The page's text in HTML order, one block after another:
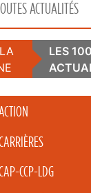
ACTUALITÉS
LES
CCP-LDG